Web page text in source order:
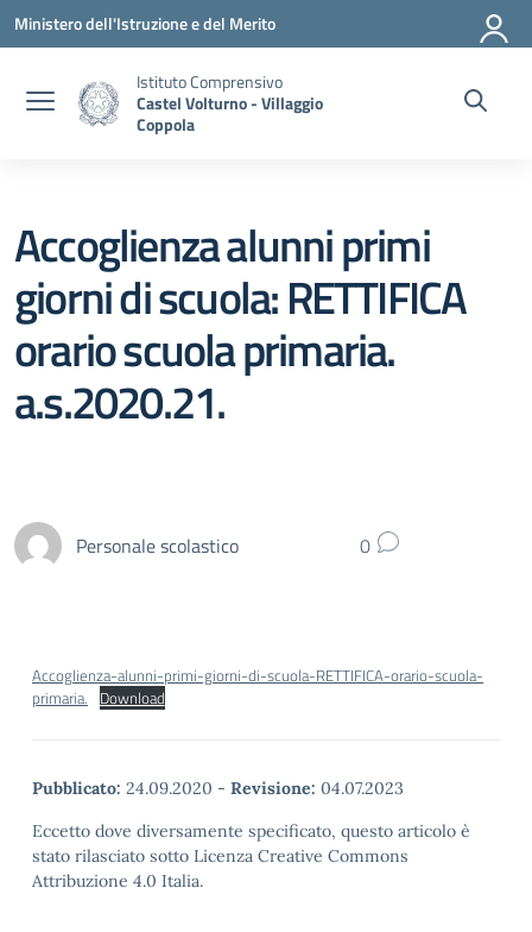
Vai ai contenuti
Vai al menu di navigazione
Vai al footer
Ministero dell'Istruzione e del Merito
Istituto Comprensivo
Castel Volturno - Villaggio
Coppola
Accoglienza alunni primi
giorni di scuola: RETTIFICA
orario scuola primaria.
a.s.2020.21.
Personale scolastico 0
Accoglienza-alunni-primi-giorni-di-scuola-RETTIFICA-orario-scuola-
primaria. Download
Pubblicato: 24.09.2020 - Revisione: 04.07.2023
Eccetto dove diversamente specificato, questo articolo è
stato rilasciato sotto Licenza Creative Commons
Attribuzione 4.0 Italia.